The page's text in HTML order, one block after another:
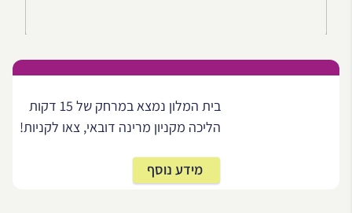
בית המלון נמצא במרחק של 15 דקות
הליכה מקניון מרינה דובאי, צאו לקניות!
מידע נוסף